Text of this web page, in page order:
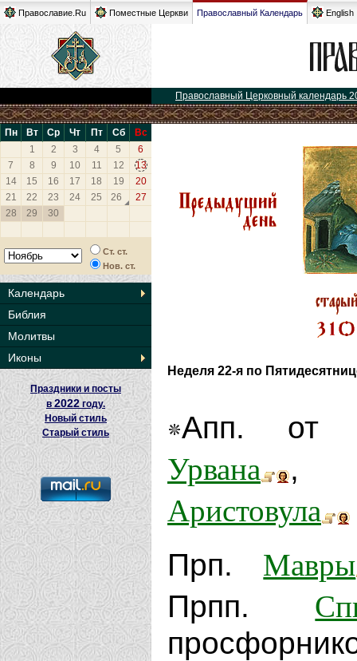
Православие.Ru Поместные Церкви Православный Календарь English
Православный Церковный календарь
Пн Вт Ср Чт Пт Сб
Вс
1
2 3 4 5
6
7
8 9 10 11 12
13
14
15 16 17 18 19
20
21
22 23 24 25 26
27
28
29 30
Ст. ст.
Нов. ст.
Календарь
Библия
Молитвы
Иконы
Праздники и посты
в2022 году.
Новый стиль
Старый стиль
Неделя 22-я по
Апп. от
Урвана
Аристовула
Прп. Мавры
Прпп.